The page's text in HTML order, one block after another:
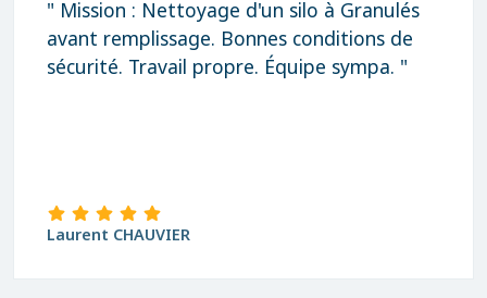
" Mission : Nettoyage d'un silo à Granulés
avant remplissage. Bonnes conditions de
sécurité. Travail propre. Équipe sympa. "
Laurent CHAUVIER